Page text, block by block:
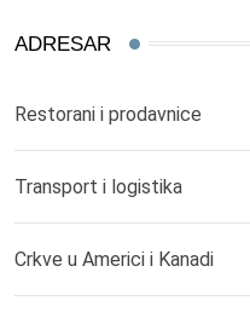
ADRESAR
Restorani i prodavnice
Transport i logistika
Crkve u Americi i Kanadi